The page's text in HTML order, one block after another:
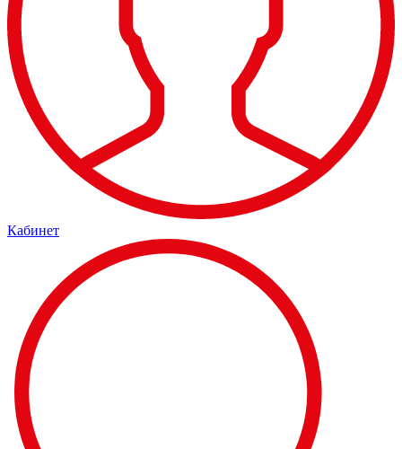
Кабинет